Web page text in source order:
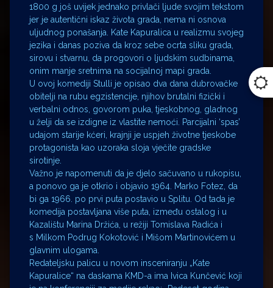
1800 g još uvijek jednako privlači ljude svojim tekstom
jer je autentični iskaz života grada, nema ni osnova
uljudnog ponašanja. Kate Kapuralica u realizmu svojeg
jezika i danas poziva da kroz sebe ocrta sliku grada,
sirovu i stvarnu, da progovori o ljudskim sudbinama,
onim manje sretnima na socijalnoj mapi grada.
U ovoj komediji Stulli je opisao dva dana dubrovačke
obitelji na rubu egzistencije, njihov brutalni fizički i
verbalni odnos, govorom puka, tjeskobnog, gladnog
u želji da se izdigne iz vlastite nemoći. Parcijalni ‘spas’
udajom starije kćeri, krajnji je uspjeh životne tjeskobe
protagonista kao uzoraka sloja vječite gradske
sirotinje.
Važno je napomenuti da je djelo sačuvano u rukopisu,
a ponovo ga je otkrio i objavio 1964. Marko Fotez, da
bi ga 1966. po prvi puta postavio u Splitu. Od tada je
komedija postavljana više puta, između ostalog i u
Kazalištu Marina Držića, u režiji Tomislava Radića i
s Milkom Podrug Kokotović i Mišom Martinovićem u
glavnim ulogama.
Redateljsku palicu u novom insceniranju „Kate
Kapuralice“ na daskama KMD-a ima Ivica Kunčević koji